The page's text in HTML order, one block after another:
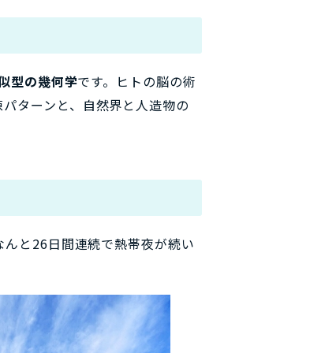
型の幾何学です。ヒトの脳の術
ターンと、自然界と人造物の
と26日間連続で熱帯夜が続い